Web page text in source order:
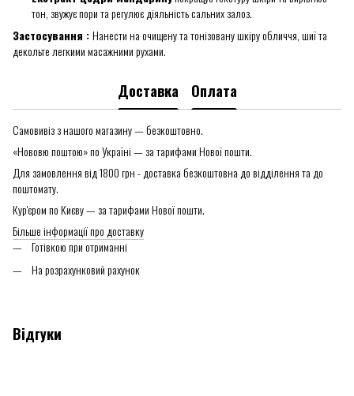
тон, звужує пори та регулює діяльність сальних залоз.
Застосування :Нанести на очищену та тонізовану шкіру обличчя, шиї та
декольте легкими масажними рухами.
Доставка Оплата
Самовивіз з нашого магазину — безкоштовно.
«Нововю поштою» по Україні — за тарифами Нової пошти.
Для замовлення від 1800 грн - доставка безкоштовна до відділення та до
поштомату.
Кур'єром по Києву — за тарифами Нової пошти.
Більше інформації про доставку
Готівкою при отриманні
На розрахунковий рахунок
Відгуки